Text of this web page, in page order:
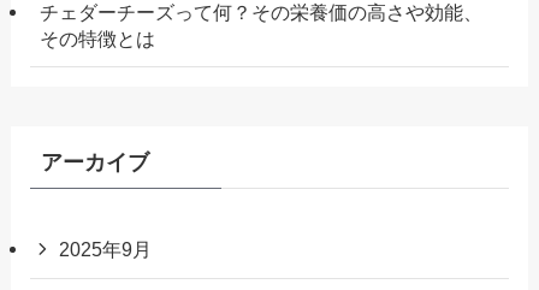
チェダーチーズって何？その栄養価の高さや効能、
その特徴とは
アーカイブ
2025年9月